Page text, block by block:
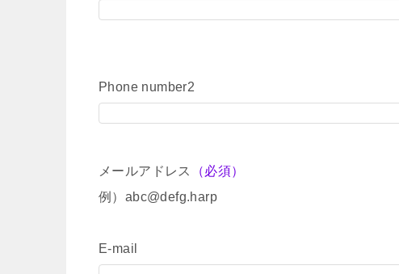
Phone number2
メールアドレス
（必須）
例）abc@defg.harp
E-mail